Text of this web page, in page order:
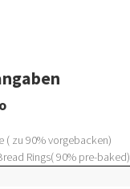
( zu 90% vorgebacken)
Rings( 90% pre-baked)